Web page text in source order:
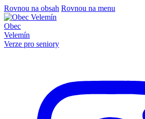
Rovnou na obsah Rovnou na menu
Obec
Velemín
Verze pro seniory